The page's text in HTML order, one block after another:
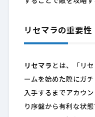
リセマラの重要性
リセマラ とは、「リ
ームを始めた際にガ
入手するまでアカウ
り序盤から有利な状